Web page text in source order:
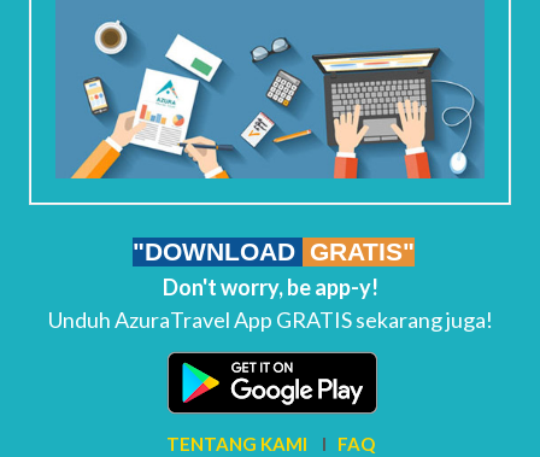
"DOWNLOAD GRATIS"
Don't worry, be app-y!
Unduh AzuraTravel App GRATIS sekarang juga!
TENTANG KAMI I FAQ